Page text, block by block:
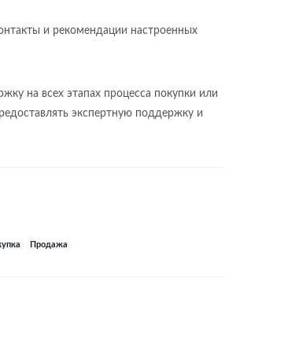
и рекомендации настроенных
на всех этапах процесса покупки или
экспертную поддержку и
Продажа